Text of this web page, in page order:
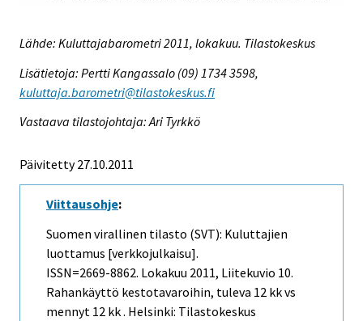
Lähde: Kuluttajabarometri 2011, lokakuu. Tilastokeskus
Lisätietoja: Pertti Kangassalo (09) 1734 3598,
kuluttaja.barometri@tilastokeskus.fi
Vastaava tilastojohtaja: Ari Tyrkkö
Päivitetty 27.10.2011
Viittausohje:
Suomen virallinen tilasto (SVT): Kuluttajien
luottamus [verkkojulkaisu].
ISSN=2669-8862. Lokakuu 2011, Liitekuvio 10.
Rahankäyttö kestotavaroihin, tuleva 12 kk vs
mennyt 12 kk . Helsinki: Tilastokeskus